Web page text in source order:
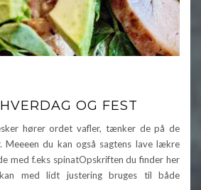
OG FEST
hører ordet vafler, tænker de på de
Meeeen du kan også sagtens lave lækre
med f.eks spinatOpskriften du finder her
med lidt justering bruges til både